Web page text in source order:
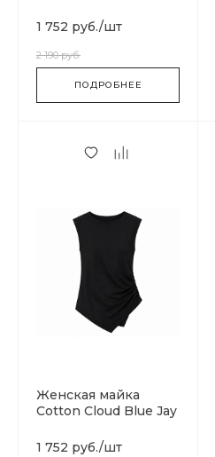
WHITE
1 752 руб./шт
2 190 руб.
ПОДРОБНЕЕ
Женская майка
Cotton Cloud Blue Jay
ANTHRACITE
1 752 руб./шт